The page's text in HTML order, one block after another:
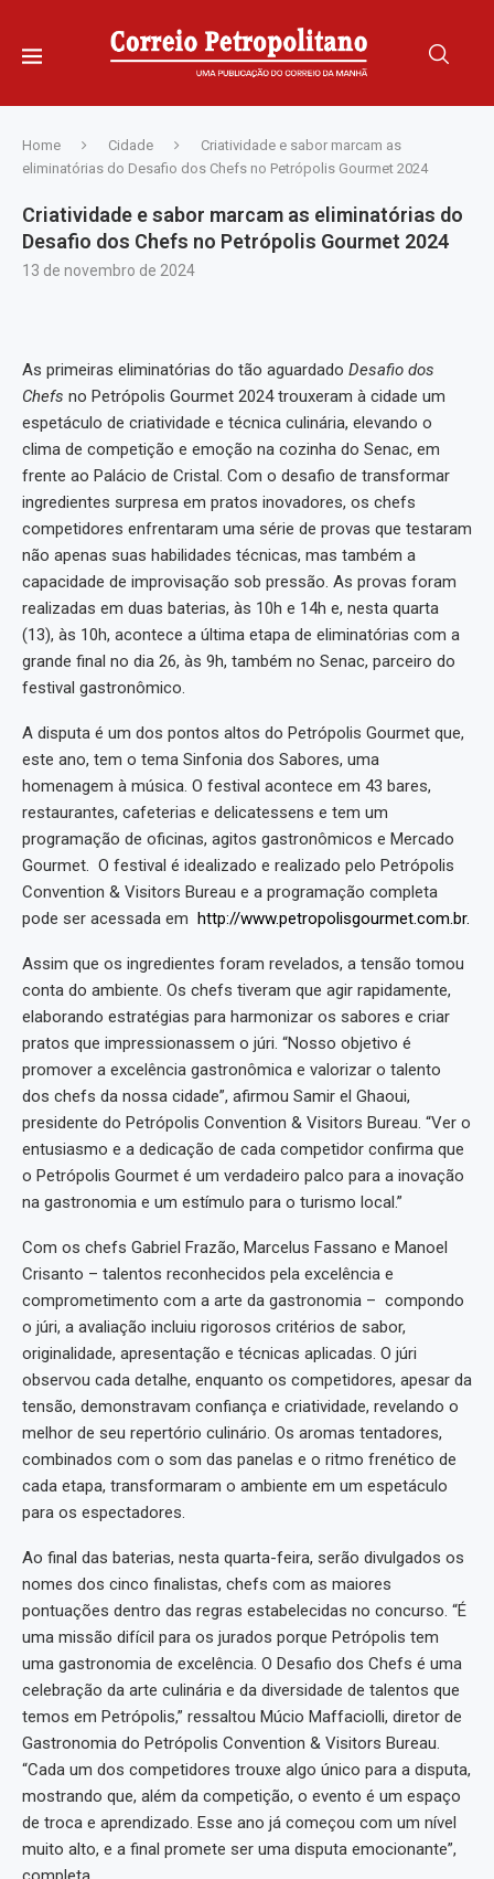
Home Cidade
Criatividade e sabor marcam as
eliminatórias do Desafio dos Chefs no Petrópolis Gourmet 2024
Criatividade e sabor marcam as eliminatórias do
Desafio dos Chefs no Petrópolis Gourmet 2024
13 de novembro de 2024
As primeiras eliminatórias do tão aguardado Desafio dos
Chefs no Petrópolis Gourmet 2024 trouxeram à cidade um
espetáculo de criatividade e técnica culinária, elevando o
clima de competição e emoção na cozinha do Senac, em
frente ao Palácio de Cristal. Com o desafio de transformar
ingredientes surpresa em pratos inovadores, os chefs
competidores enfrentaram uma série de provas que testaram
não apenas suas habilidades técnicas, mas também a
capacidade de improvisação sob pressão. As provas foram
realizadas em duas baterias, às 10h e 14h e, nesta quarta
(13), às 10h, acontece a última etapa de eliminatórias com a
grande final no dia 26, às 9h, também no Senac, parceiro do
festival gastronômico.
A disputa é um dos pontos altos do Petrópolis Gourmet que,
este ano, tem o tema Sinfonia dos Sabores, uma
homenagem à música. O festival acontece em 43 bares,
restaurantes, cafeterias e delicatessens e tem um
programação de oficinas, agitos gastronômicos e Mercado
Gourmet. O festival é idealizado e realizado pelo Petrópolis
Convention & Visitors Bureau e a programação completa
pode ser acessada em http://www.petropolisgourmet.com.br.
Assim que os ingredientes foram revelados, a tensão tomou
conta do ambiente. Os chefs tiveram que agir rapidamente,
elaborando estratégias para harmonizar os sabores e criar
pratos que impressionassem o júri. “Nosso objetivo é
promover a excelência gastronômica e valorizar o talento
dos chefs da nossa cidade”, afirmou Samir el Ghaoui,
presidente do Petrópolis Convention & Visitors Bureau. “Ver o
entusiasmo e a dedicação de cada competidor confirma que
o Petrópolis Gourmet é um verdadeiro palco para a inovação
na gastronomia e um estímulo para o turismo local.”
Com os chefs Gabriel Frazão, Marcelus Fassano e Manoel
Crisanto – talentos reconhecidos pela excelência e
comprometimento com a arte da gastronomia – compondo
o júri, a avaliação incluiu rigorosos critérios de sabor,
originalidade, apresentação e técnicas aplicadas. O júri
observou cada detalhe, enquanto os competidores, apesar da
tensão, demonstravam confiança e criatividade, revelando o
melhor de seu repertório culinário. Os aromas tentadores,
combinados com o som das panelas e o ritmo frenético de
cada etapa, transformaram o ambiente em um espetáculo
para os espectadores.
Ao final das baterias, nesta quarta-feira, serão divulgados os
nomes dos cinco finalistas, chefs com as maiores
pontuações dentro das regras estabelecidas no concurso. “É
uma missão difícil para os jurados porque Petrópolis tem
uma gastronomia de excelência. O Desafio dos Chefs é uma
celebração da arte culinária e da diversidade de talentos que
temos em Petrópolis,” ressaltou Múcio Maffaciolli, diretor de
Gastronomia do Petrópolis Convention & Visitors Bureau.
“Cada um dos competidores trouxe algo único para a disputa,
mostrando que, além da competição, o evento é um espaço
de troca e aprendizado. Esse ano já começou com um nível
muito alto, e a final promete ser uma disputa emocionante”,